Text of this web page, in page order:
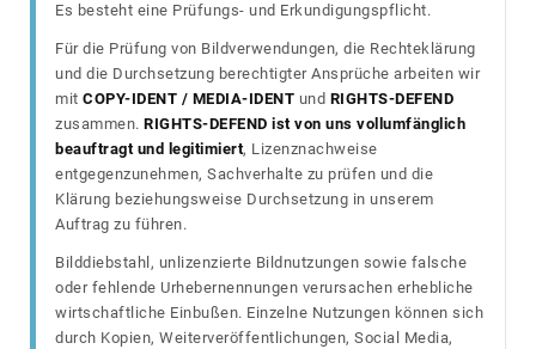
Es besteht eine Prüfungs- und Erkundigungspflicht.
Für die Prüfung von Bildverwendungen, die Rechteklärung
und die Durchsetzung berechtigter Ansprüche arbeiten wir
mit COPY-IDENT / MEDIA-IDENT und RIGHTS-DEFEND
zusammen. RIGHTS-DEFEND ist von uns vollumfänglich
beauftragt und legitimiert, Lizenznachweise
entgegenzunehmen, Sachverhalte zu prüfen und die
Klärung beziehungsweise Durchsetzung in unserem
Auftrag zu führen.
Bilddiebstahl, unlizenzierte Bildnutzungen sowie falsche
oder fehlende Urhebernennungen verursachen erhebliche
wirtschaftliche Einbußen. Einzelne Nutzungen können sich
durch Kopien, Weiterveröffentlichungen, Social Media,